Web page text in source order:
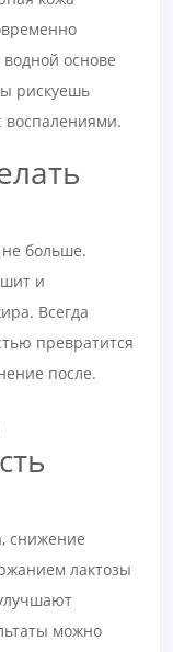
основе
рискуешь
воспалениями.
больше.
и
Всегда
превратится
после.
снижение
лактозы
можно